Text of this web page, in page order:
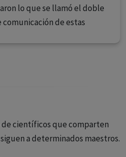
lo que se llamó el doble
de estas
de científicos que comparten
a determinados maestros.